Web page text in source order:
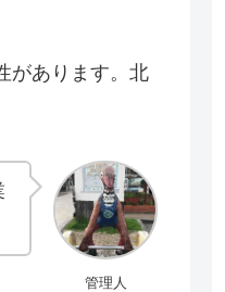
があります。北
管理人